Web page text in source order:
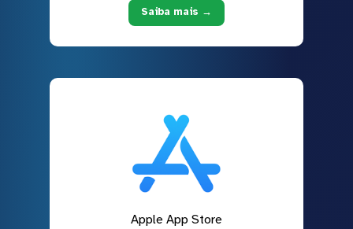
Saiba mais →
Apple App Store